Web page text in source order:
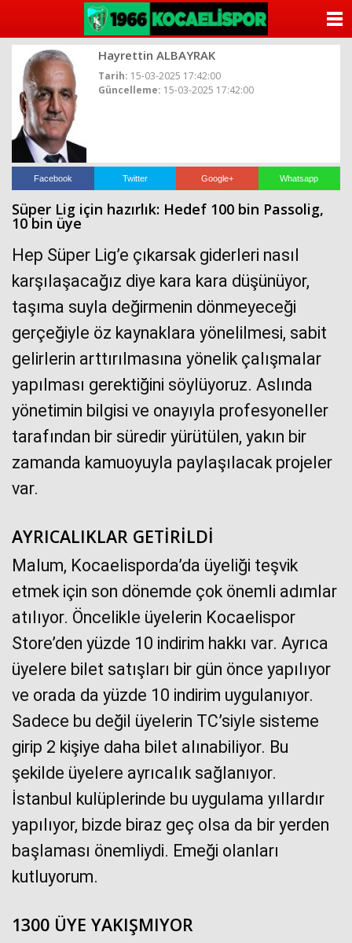
Hayrettin ALBAYRAK
Tarih: 15-03-2025 17:42:00
Güncelleme: 15-03-2025 17:42:00
Facebook Twitter Google+ Whatsapp
Süper Lig için hazırlık: Hedef 100 bin Passolig,
10 bin üye
Hep Süper Lig’e çıkarsak giderleri nasıl
karşılaşacağız diye kara kara düşünüyor,
taşıma suyla değirmenin dönmeyeceği
gerçeğiyle öz kaynaklara yönelilmesi, sabit
gelirlerin arttırılmasına yönelik çalışmalar
yapılması gerektiğini söylüyoruz. Aslında
yönetimin bilgisi ve onayıyla profesyoneller
tarafından bir süredir yürütülen, yakın bir
zamanda kamuoyuyla paylaşılacak projeler
var.
AYRICALIKLAR GETİRİLDİ
Malum, Kocaelisporda’da üyeliği teşvik
etmek için son dönemde çok önemli adımlar
atılıyor. Öncelikle üyelerin Kocaelispor
Store’den yüzde 10 indirim hakkı var. Ayrıca
üyelere bilet satışları bir gün önce yapılıyor
ve orada da yüzde 10 indirim uygulanıyor.
Sadece bu değil üyelerin TC’siyle sisteme
girip 2 kişiye daha bilet alınabiliyor. Bu
şekilde üyelere ayrıcalık sağlanıyor.
İstanbul kulüplerinde bu uygulama yıllardır
yapılıyor, bizde biraz geç olsa da bir yerden
başlaması önemliydi. Emeği olanları
kutluyorum.
1300 ÜYE YAKIŞMIYOR
ANASAYFA
YAZARLAR
VİDEO GALERİ
KÜNYE
İLETİŞİM